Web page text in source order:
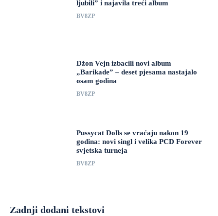
ljubili” i najavila treći album
BV8ZP
Džon Vejn izbacili novi album
„Barikade” – deset pjesama nastajalo
osam godina
BV8ZP
Pussycat Dolls se vraćaju nakon 19
godina: novi singl i velika PCD Forever
svjetska turneja
BV8ZP
Zadnji dodani tekstovi